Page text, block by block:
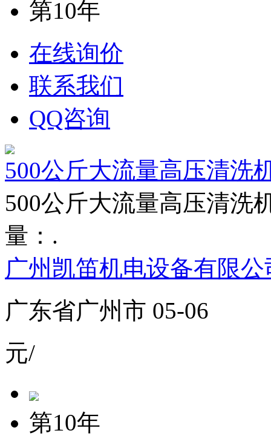
第10年
在线询价
联系我们
QQ咨询
500公斤大流量高压清洗
500公斤大流量高压清洗
量：.
广州凯笛机电设备有限公
广东省广州市 05-06
元/
第10年